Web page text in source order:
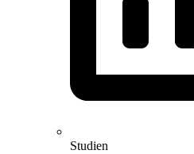
Studien